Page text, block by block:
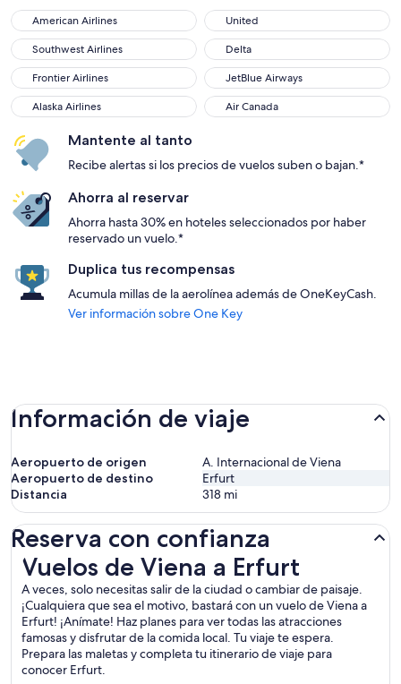
American Airlines
American Airlines United
United
Southwest Airlines
Southwest Airlines Delta
Delta
Frontier Airlines
Frontier Airlines JetBlue Airways
JetBlue Airways
Alaska Airlines
Alaska Airlines Air Canada
Air Canada
Mantente al tanto
Recibe alertas si los precios de vuelos suben o bajan.*
Ahorra al reservar
Ahorra hasta 30% en hoteles seleccionados por haber
reservado un vuelo.*
Duplica tus recompensas
Acumula millas de la aerolínea además de OneKeyCash.
Ver información sobre One Key
Información de viaje
Aeropuerto de origen
A. Internacional de Viena
Aeropuerto de destino
Erfurt
Distancia
318 mi
Reserva con confianza
Vuelos de Viena a Erfurt
A veces, solo necesitas salir de la ciudad o cambiar de paisaje.
¡Cualquiera que sea el motivo, bastará con un vuelo de Viena a
Erfurt! ¡Anímate! Haz planes para ver todas las atracciones
famosas y disfrutar de la comida local. Tu viaje te espera.
Prepara las maletas y completa tu itinerario de viaje para
conocer Erfurt.
Vuelos de Viena a Erfurt